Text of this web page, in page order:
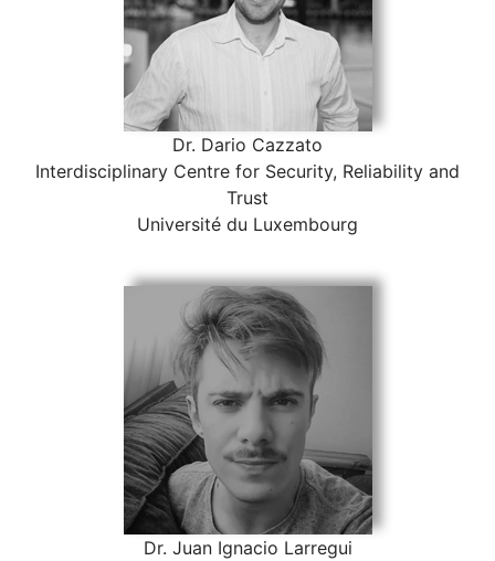
Dr. Dario Cazzato
Interdisciplinary Centre for Security, Reliability and
Trust
Université du Luxembourg
Dr. Juan Ignacio Larregui